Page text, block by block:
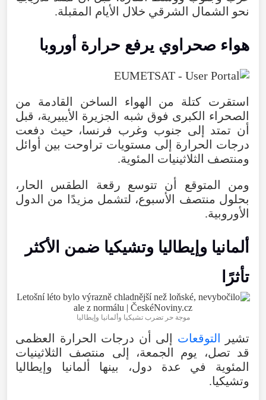
نحو الشمال الشرقي خلال الأيام المقبلة.
هواء صحراوي يرفع حرارة أوروبا
استقرت كتلة من الهواء الساخن القادمة
من
الصحراء
الكبرى فوق شبه الجزيرة الأيبيرية، قبل
أن تمتد إلى جنوب وغرب فرنسا، حيث دفعت
درجات
الحرارة إلى مستويات تراوحت بين
أوائل
ومنتصف الثلاثينيات المئوية.
ومن
المتوقع أن تتوسع رقعة الطقس الحار ،
بحلول منتصف الأسبوع، لتشمل مزيدًا من
الدول
الأوروبية.
ألمانيا وإيطاليا وتشيكيا ضمن الأكثر
تأثرًا
موجة حر تضرب تشيكيا وألمانيا وإيطاليا
تشير التوقعات إلى أن درجات الحرارة
العظمى
قد تصل، يوم الجمعة، إلى منتصف
الثلاثينيات
المئوية
في عدة دول، بينها ألمانيا
وإيطاليا
وتشيكيا.